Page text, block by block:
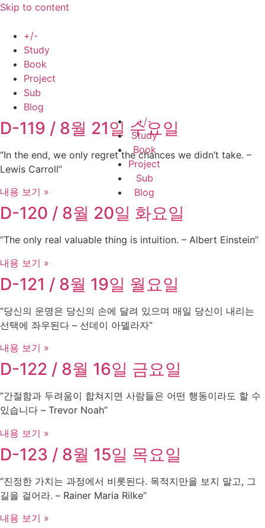
Skip to content
+/-
Study
Book
Project
Sub
Blog
+/-
Study
Book
Project
Sub
Blog
D-119 / 8월 21일 수요일
“In the end, we only regret the chances we didn’t take. –
Lewis Carroll”
내용 보기 »
D-120 / 8월 20일 화요일
“The only real valuable thing is intuition. – Albert Einstein”
내용 보기 »
D-121 / 8월 19일 월요일
“당신의 운명은 당신의 손에 달려 있으며 매일 당신이 내리는
선택에 좌우된다 – 선데이 아델라자”
내용 보기 »
D-122 / 8월 16일 금요일
“간절함과 두려움이 합쳐지면 사람들은 어떤 행동이라도 할 수
있습니다 – Trevor Noah”
내용 보기 »
D-123 / 8월 15일 목요일
“진정한 가치는 과정에서 비롯된다. 목적지만을 보지 말고, 그
길을 걸어라. – Rainer Maria Rilke”
내용 보기 »